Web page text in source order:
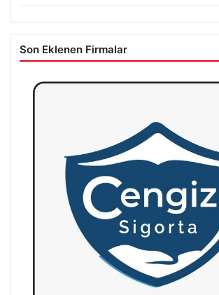
Son Eklenen Firmalar